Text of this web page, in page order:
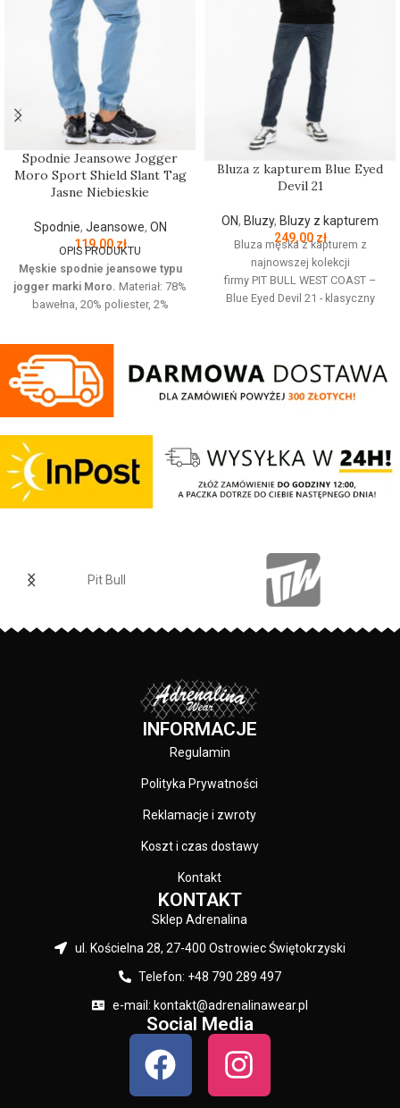
Spodnie Jeansowe Jogger
Moro Sport Shield Slant Tag
Jasne Niebieskie
Spodnie, Jeansowe, ON
119,00zł
OPIS PRODUKTU
Męskie spodnie jeansowe typu
jogger marki Moro. Materiał: 78%
bawełna, 20% poliester, 2%
kroju. Posiadają cztery kieszenie i
regulowana gumę w pasie która
zapewnia idealne dopasowanie w
talii.
odpowiednio dobranym
materiałom.
Elastan
zostały zakończone
dopasowanym ściągaczem.
w Polsce.
Bluza z kapturem Blue Eyed
Devil 21
ON, Bluzy, Bluzy z kapturem
249,00 zł
Bluza męska z kapturem z
najnowszej kolekcji
firmy PIT BULL WEST COAST –
Blue Eyed Devil 21 - klasyczny
wewnętrznej strony jest
szczotkowana i przyjemna w
dotyku - mocne żebrowane
pomocą szerokiego sznurka z
metalowym wykończeniem -
ściągacze rękawów posiadają
naszywka z logo marki - duża
przednia kieszeń typu kangurka -
wysokiej jakości nieścieralne
technologią sitodruku - skład
Pit Bull
INFORMACJE
Regulamin
Polityka Prywatności
Reklamacje i zwroty
Koszt i czas dostawy
Kontakt
KONTAKT
Sklep Adrenalina
ul. Kościelna 28, 27-400 Ostrowiec Świętokrzyski
Telefon: +48 790 289 497
e-mail: kontakt@adrenalinawear.pl
Social Media